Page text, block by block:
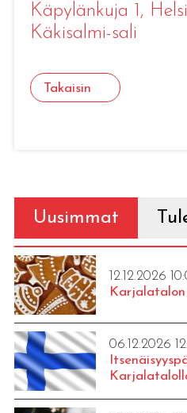
Käpylänkuja 1,
Käkisalmi-sali
Takaisin
Uusimmat
12.12.2026
Karjalatalon
06.12.2026